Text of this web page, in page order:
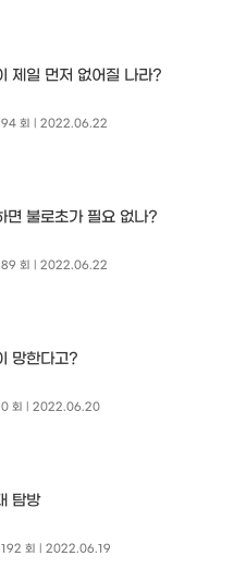
제일 먼저 없어질 나라?
회
| 2022.06.22
면 불로초가 필요 없나?
회
| 2022.06.22
망한다고?
회
| 2022.06.20
탐방
회
| 2022.06.19